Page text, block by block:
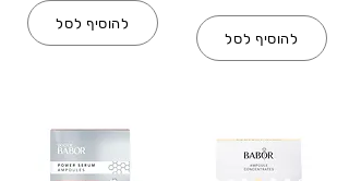
להוסיף לסל
להוסיף לסל